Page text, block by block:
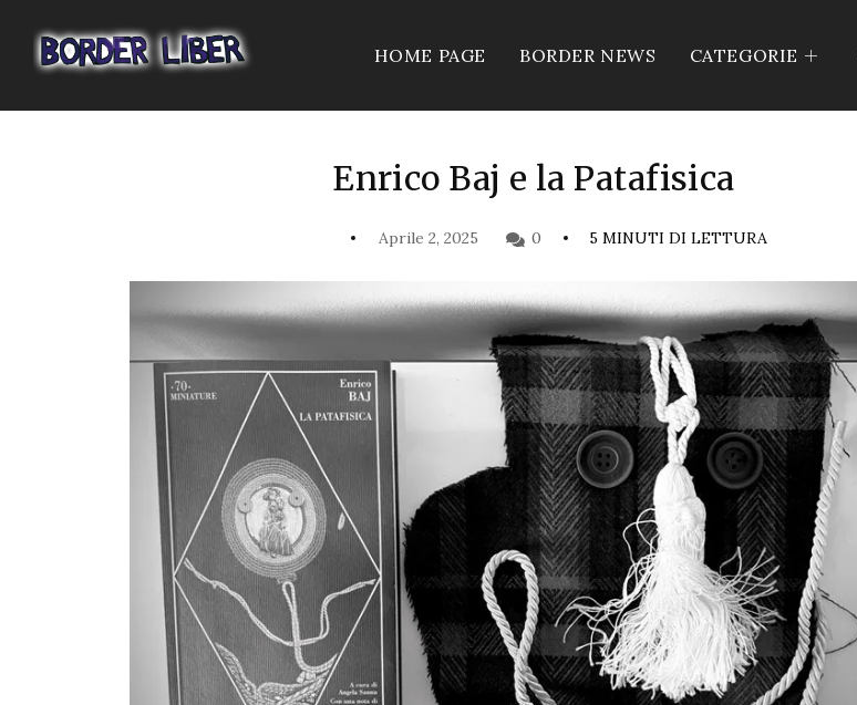
HOME PAGE BORDER NEWS CATEGORIE
Enrico Baj e la Patafisica
Aprile 2, 2025 0 5 MINUTI DI LETTURA